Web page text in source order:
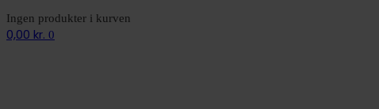
Ingen produkter i kurven
0,00 kr. 0